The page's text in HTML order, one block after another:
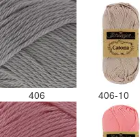
406 406-10